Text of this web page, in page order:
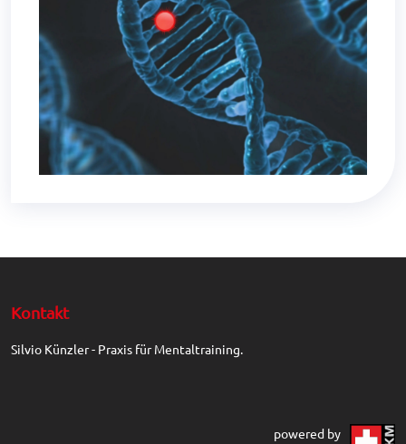
Kontakt
Silvio Künzler - Praxis für Mentaltraining.
powered by